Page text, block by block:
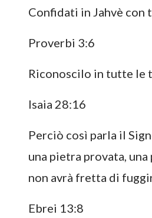
Confidati in Jahvè con
Proverbi 3:6
Riconoscilo in tutte le
Isaia 28:16
Perciò così parla il
una pietra provata,
non avrà fretta di
Ebrei 13:8